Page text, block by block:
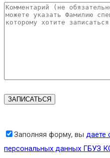
Заполняя форму, вы даете
персональных данных ГБУЗ